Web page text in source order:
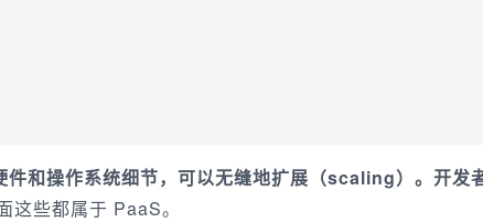
和操作系统细节，可以无缝地扩展（scaling）。开发
这些都属于 PaaS。